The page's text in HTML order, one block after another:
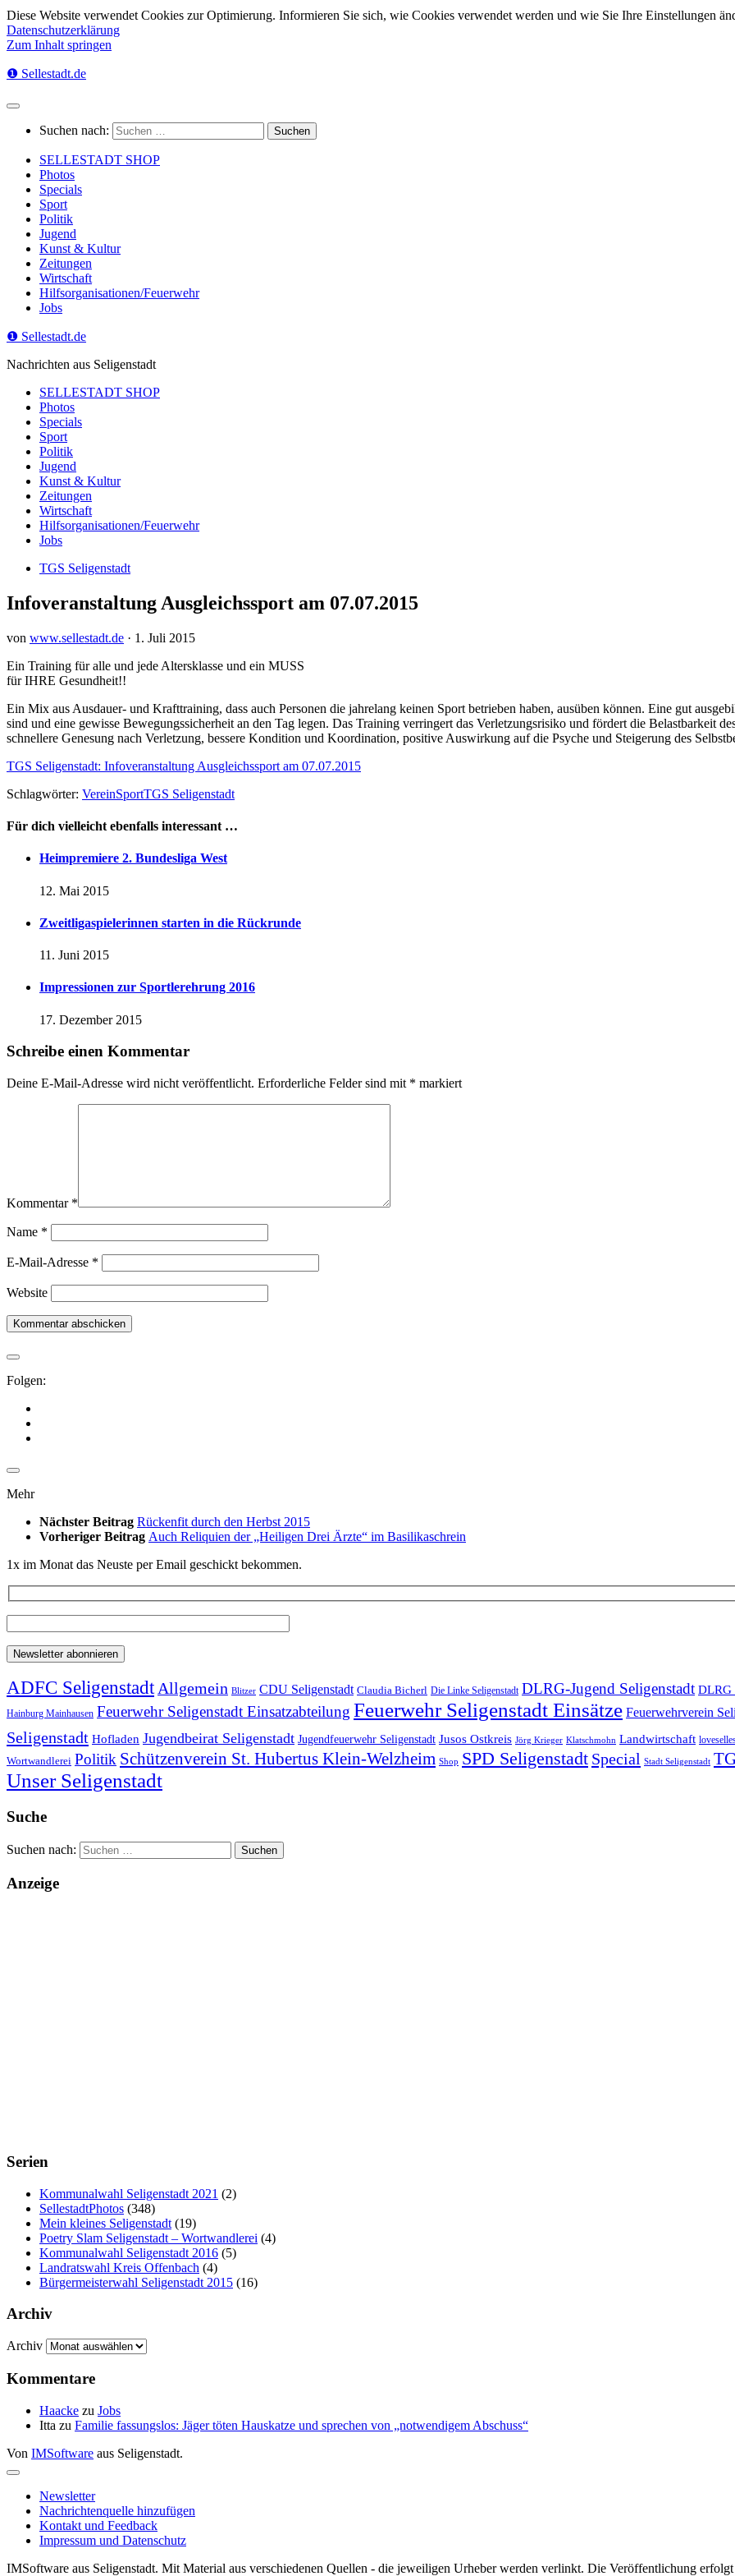
Diese Website verwendet Cookies zur Optimierung. Informieren Sie sich, wie Cookies verwendet werden und wie Sie Ihre Einstellungen
Datenschutzerklärung
Zum Inhalt springen
❶ Sellestadt.de
Suchen nach:
SELLESTADT SHOP
Photos
Specials
Sport
Politik
Jugend
Kunst & Kultur
Zeitungen
Wirtschaft
Hilfsorganisationen/Feuerwehr
Jobs
❶ Sellestadt.de
Nachrichten aus Seligenstadt
SELLESTADT SHOP
Photos
Specials
Sport
Politik
Jugend
Kunst & Kultur
Zeitungen
Wirtschaft
Hilfsorganisationen/Feuerwehr
Jobs
TGS Seligenstadt
Infoveranstaltung Ausgleichssport am 07.07.2015
von www.sellestadt.de · 1. Juli 2015
Ein Training für alle und jede Altersklasse und ein MUSS
für IHRE Gesundheit!!
Ein Mix aus Ausdauer- und Krafttraining, dass auch Personen die jahrelang keinen Sport betrieben haben, ausüben können. Eine gut
sind und eine gewisse Bewegungssicherheit an den Tag legen. Das Training verringert das Verletzungsrisiko und fördert die Belastbarkeit
schnellere Genesung nach Verletzung, bessere Kondition und Koordination, positive Auswirkung auf die Psyche und Steigerung des
TGS Seligenstadt: Infoveranstaltung Ausgleichssport am 07.07.2015
Schlagwörter: VereinSportTGS Seligenstadt
Für dich vielleicht ebenfalls interessant …
Heimpremiere 2. Bundesliga West
12. Mai 2015
Zweitligaspielerinnen starten in die Rückrunde
11. Juni 2015
Impressionen zur Sportlerehrung 2016
17. Dezember 2015
Schreibe einen Kommentar
Deine E-Mail-Adresse wird nicht veröffentlicht. Erforderliche Felder sind mit * markiert
Kommentar *
Name *
E-Mail-Adresse *
Website
Folgen:
Mehr
Nächster Beitrag Rückenfit durch den Herbst 2015
Vorheriger Beitrag Auch Reliquien der „Heiligen Drei Ärzte“ im Basilikaschrein
1x im Monat das Neuste per Email geschickt bekommen.
ADFC SeligenstadtAllgemein Blitzer CDU Seligenstadt Claudia Bicherl Die Linke Seligenstadt DLRG-Jugend Seligenstadt DLRG
Hainburg Mainhausen Feuerwehr Seligenstadt Einsatzabteilung Feuerwehr Seligenstadt Einsätze Feuerwehrverein
Seligenstadt Hofladen Jugendbeirat Seligenstadt Jugendfeuerwehr Seligenstadt Jusos Ostkreis Jörg Krieger Klatschmohn Landwirtschaft
Wortwandlerei Politik Schützenverein St. Hubertus Klein-Welzheim Shop SPD Seligenstadt Special Stadt Seligenstadt
Unser Seligenstadt
Suche
Suchen nach:
Anzeige
Serien
Kommunalwahl Seligenstadt 2021 (2)
SellestadtPhotos (348)
Mein kleines Seligenstadt (19)
Poetry Slam Seligenstadt – Wortwandlerei (4)
Kommunalwahl Seligenstadt 2016 (5)
Landratswahl Kreis Offenbach (4)
Bürgermeisterwahl Seligenstadt 2015 (16)
Archiv
Archiv
Kommentare
Haacke zu Jobs
Itta zu Familie fassungslos: Jäger töten Hauskatze und sprechen von „notwendigem Abschuss“
Von IMSoftware aus Seligenstadt.
Newsletter
Nachrichtenquelle hinzufügen
Kontakt und Feedback
Impressum und Datenschutz
IMSoftware aus Seligenstadt. Mit Material aus verschiedenen Quellen - die jeweiligen Urheber werden verlinkt. Die Veröffentlichung